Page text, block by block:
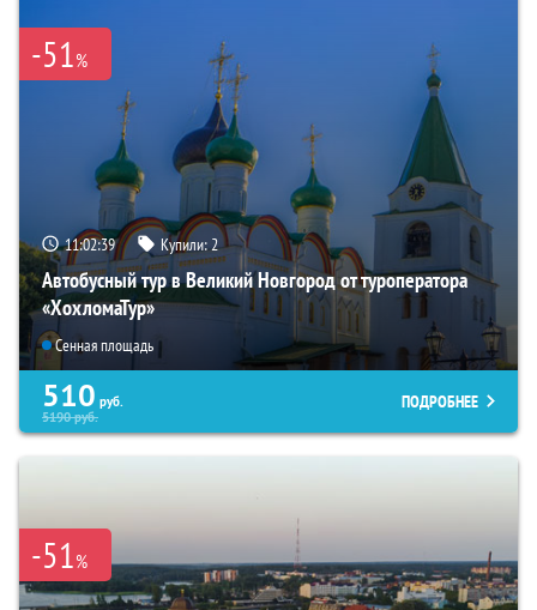
-51%
11:02:38 Купили:2
Автобусный тур в Великий Новгород от туроператора
«ХохломаТур»
Сенная площадь
510 руб.
5190руб.
ПОДРОБНЕЕ
-51%